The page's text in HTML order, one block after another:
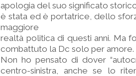
apologia del suo significato
è stata ed è portatrice, dello
maggiore
realtà politica di questi anni. Ma
combattuto la Dc solo per amore.
Non ho pensato di dover
centro-sinistra, anche se lo